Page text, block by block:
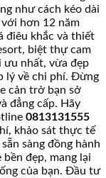
như cách kéo dài
hơn 12 năm
điêu khắc và thiết
biệt thự cam
ưu nhất, vừa đẹp
lý về chi phí. Đừng
cản trở bạn sở
đẳng cấp. Hãy
0813131555
khảo sát thực tế
sàng đồng hành
đẹp, mang lại
của bạn. Đầu tư